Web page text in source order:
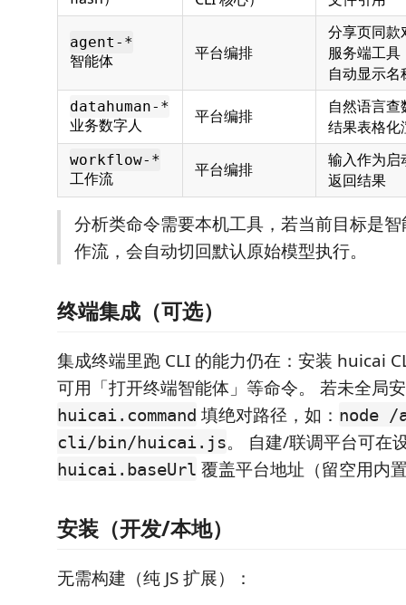
agent-*
智能体 平台编排
分享页同
服务端工具
自动显示名
datahuman-*
业务数字人 平台编排
自然语言
结果表格化
workflow-*
工作流 平台编排
输入作为启
返回结果
分析类命令需要本机工具，若当前目标是
作流，会自动切回默认原始模型执行。
终端集成（可选）
集成终端里跑 CLI 的能力仍在：安装 huicai
可用「打开终端智能体」等命令。 若未全局
huicai.command 填绝对路径，如： node
cli/bin/huicai.js。 自建/联调平台可在
huicai.baseUrl 覆盖平台地址（留空用内
安装（开发/本地）
无需构建（纯 JS 扩展）：